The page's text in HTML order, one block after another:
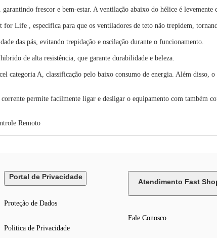
frescor e bem-estar. A ventilação abaixo do hélice é levemente
Life , especifica para que os ventiladores de teto não trepidem,
das pás, evitando trepidação e oscilação durante o funcionamento.
de alta resistência, que garante durabilidade e beleza.
categoria A, classificação pelo baixo consumo de energia. Além
permite facilmente ligar e desligar o equipamento com também
Remoto
Portal de Privacidade
Proteção de Dados
Politica de Privacidade
Atendimento Fast
Fale Conosco